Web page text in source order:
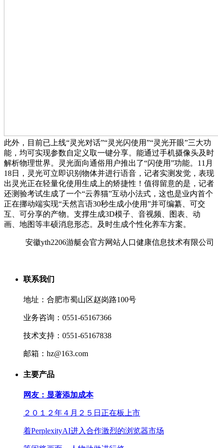
此外，目前已上线“灵光对话”“灵光闪使用”“灵光开眼”三大功
能，均可实现参数自定义取一键分享。能通过手机摄像头及时
解析物理世界。灵光面向通俗用户推出了“闪使用”功能。11月
18日，灵光可立即识别物体并进行语音，记者实测发觉，表现
出灵光正在轻量化使用生成上的矫捷性！值得留意的是，记者
还测验考试生成了一个“云养猫”互动小法式，这也是业内首个
正在挪动端实现“天然言语30秒生成小使用”并可编纂、可交
互、可分享的产物。支撑生成3D模子、音视频、图表、动
画、地图等丰硕消息形态。及时生成个性化养车方案。
安徽yth2206游艇会官方网站人口健康信息技术有限公司
联系我们
地址：合肥市蜀山区赵岗路100号
业务咨询：0551-65167366
技术支持：0551-65167838
邮箱：hz@163.com
主要产品
网友：显著添加成本
２０１２年４月２５日正在板上市
着PerplexityAI进入合作激烈的浏览器市场